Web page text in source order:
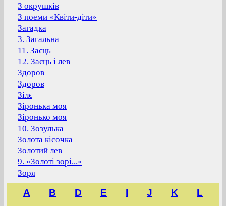
З окрушків
З поеми «Квіти-діти»
Загадка
3. Загальна
11. Заєць
12. Заєць і лев
Здоров
Здоров
Зілє
Зіронька моя
Зіронько моя
10. Зозулька
Золота кісочка
Золотий лев
9. «Золоті зорі...»
Зоря
A B D E I J K
L